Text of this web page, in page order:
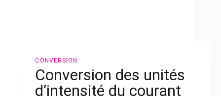
CONVERSION
Conversion des unités
d’intensité du courant